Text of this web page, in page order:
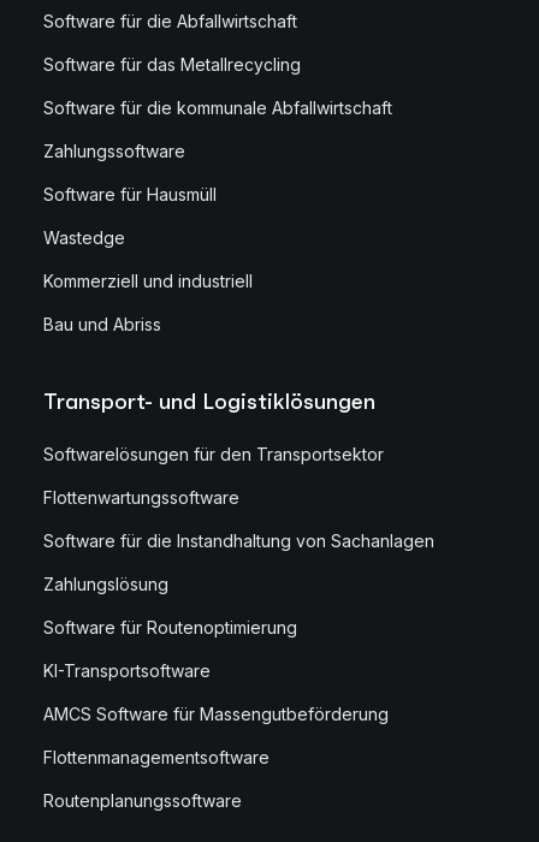
Software für die Abfallwirtschaft
Software für das Metallrecycling
Software für die kommunale Abfallwirtschaft
Zahlungssoftware
Software für Hausmüll
Wastedge
Kommerziell und industriell
Bau und Abriss
Transport- und Logistiklösungen
Softwarelösungen für den Transportsektor
Flottenwartungssoftware
Software für die Instandhaltung von Sachanlagen
Zahlungslösung
Software für Routenoptimierung
KI-Transportsoftware
AMCS Software für Massengutbeförderung
Flottenmanagementsoftware
Routenplanungssoftware